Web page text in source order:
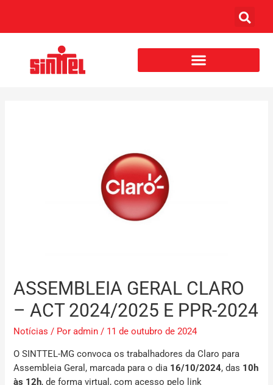
ASSEMBLEIA GERAL CLARO
– ACT 2024/2025 E PPR-2024
Notícias / Poradmin / 11 de outubro de 2024
O SINTTEL-MG convoca os trabalhadores daClaro para
Assembleia Geral, marcada para o dia 16/10/2024, das 10h
às 12h, de forma virtual, com acesso pelo link